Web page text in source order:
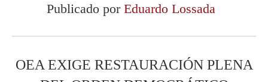
Publicado por Eduardo Lossada
OEA EXIGE RESTAURACIÓN PLENA